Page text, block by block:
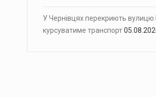
У Чернівцях перекриють вулицю
курсуватиме транспорт